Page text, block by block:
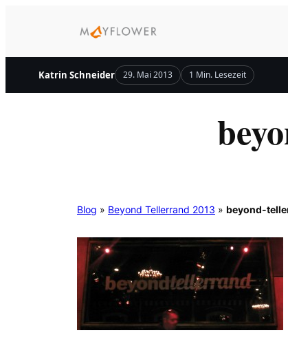
Katrin Schneider 29. Mai 2013 1 Min. Lesezeit
Blog » Beyond Tellerrand 2013 » beyond-